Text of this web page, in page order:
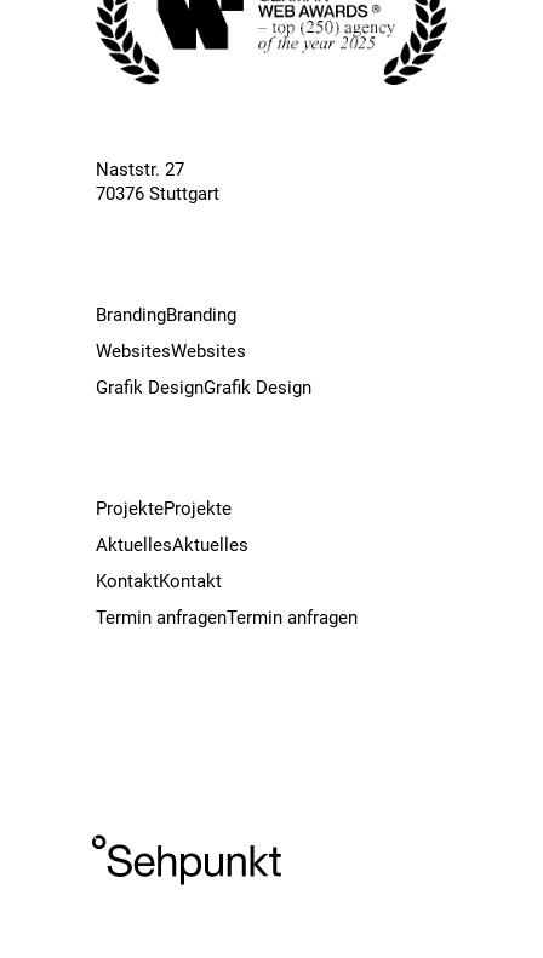
Naststr. 27
70376 Stuttgart
BrandingBranding
WebsitesWebsites
Grafik DesignGrafik Design
ProjekteProjekte
AktuellesAktuelles
KontaktKontakt
Termin anfragenTermin anfragen